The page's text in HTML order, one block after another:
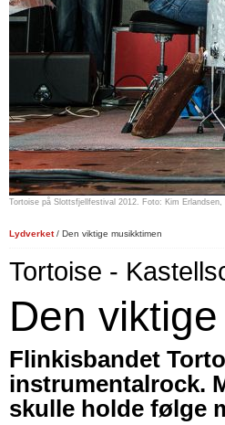
Tortoise på Slottsfjellfestival 2012. Foto: Kim Erlandsen,
Lydverket/ Den viktige musikktimen
Tortoise -
Den
Flinkisbandet
instrumentalrock.
skulle holde følge